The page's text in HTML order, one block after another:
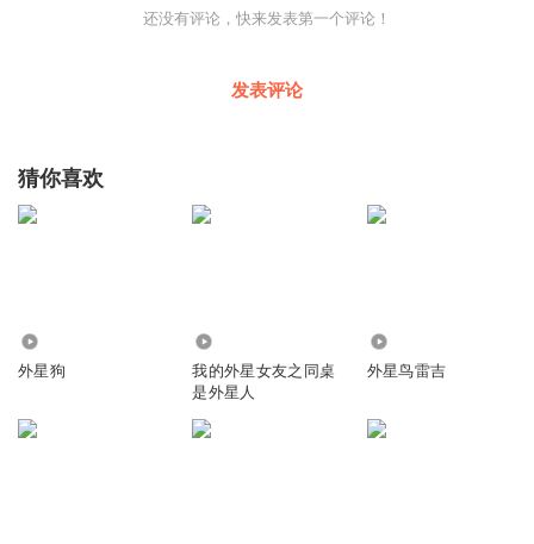
还没有评论，快来发表第一个评论！
发表评论
猜你喜欢
外星狗
我的外星女友之同桌
是外星人
外星鸟雷吉